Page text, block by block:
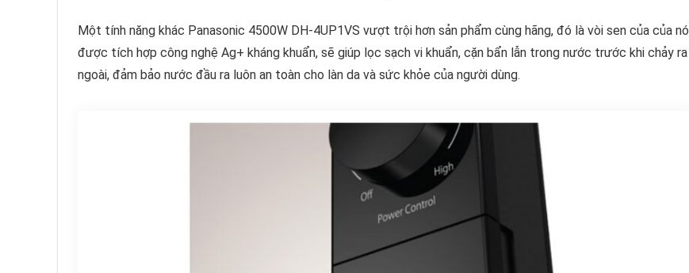
Một tính năng khác Panasonic 4500W DH-4UP1VS vượt trội hơn sản phẩm cùng hãng, đó là vòi sen của của nó
được tích hợp công nghệ Ag+ kháng khuẩn, sẽ giúp lọc sạch vi khuẩn, cặn bẩn lẫn trong nước trước khi chảy ra
ngoài, đảm bảo nước đầu ra luôn an toàn cho làn da và sức khỏe của người dùng.